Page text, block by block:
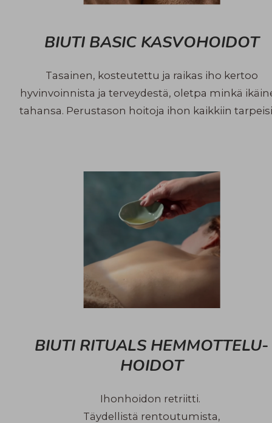
BIUTI BASIC KASVOHOIDOT
Tasainen, kosteutettu ja raikas iho kertoo
hyvinvoinnista ja terveydestä, oletpa minkä
tahansa. Perustason hoitoja ihon kaikkiin
BIUTI RITUALS HEMMOTTELU-
HOIDOT
Ihonhoidon retriitti.
Täydellistä rentoutumista,